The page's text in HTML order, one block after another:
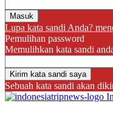
Lupa kata sandi Anda?
Pemulihan password
Memulihkan kata sandi
Sebuah kata sandi akan